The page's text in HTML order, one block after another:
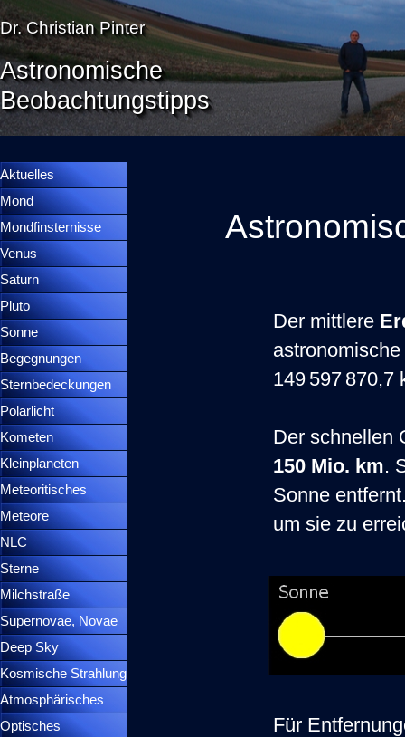
Direkt zum Seiteninhalt
Dr. Christian Pinter
Astronomische
Beobachtungstipps
Aktuelles
Mond
Mondfinsternisse
Venus
Saturn
Pluto
Sonne
Begegnungen
Sternbedeckungen
Polarlicht
Kometen
Kleinplaneten
Meteoritisches
Meteore
NLC
Sterne
Milchstraße
Supernovae, Novae
Deep Sky
Kosmische Strahlung
Atmosphärisches
Optisches
Der mittlere
149 597 870,7
Der schnellen
150 Mio. km.
Sonne
um sie zu
Für